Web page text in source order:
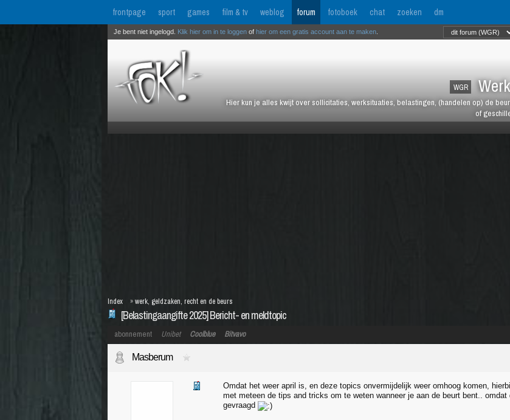
frontpage sport games film & tv weblog forum fotoboek chat zoeken dm
WGR
Hier kun je alles kwijt over sollicitaties, werksituaties, belastingen, (handelen op) de
of
Je bent niet ingelogd. Klik hier om in te loggen of hier om een gratis account aan te maken
[Belastingaangifte 2025] Bericht- en meldtopic
Index »werk, geldzaken, recht en de beurs
abonnement Unibet Coolblue Bitvavo
Masberum
Omdat het weer april is, en deze topics onvermijdelijk weer omhoog komen,
met meteen de tips and tricks om te weten wanneer je aan de beurt bent..
gevraagd